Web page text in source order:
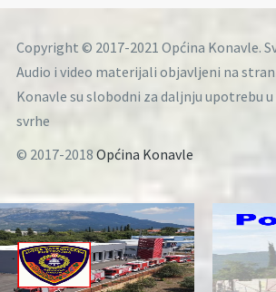
Copyright © 2017-2021 Općina Konavle.
Audio i video materijali objavljeni na
Konavle su slobodni za daljnju upotrebu
svrhe
© 2017-2018 Općina Konavle